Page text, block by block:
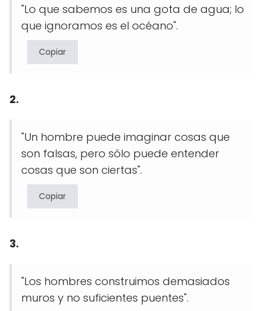
"Lo que sabemos es una gota de agua; lo
que ignoramos es el océano".
Copiar
2.
"Un hombre puede imaginar cosas que
son falsas, pero sólo puede entender
cosas que son ciertas".
Copiar
3.
"Los hombres construimos demasiados
muros y no suficientes puentes".